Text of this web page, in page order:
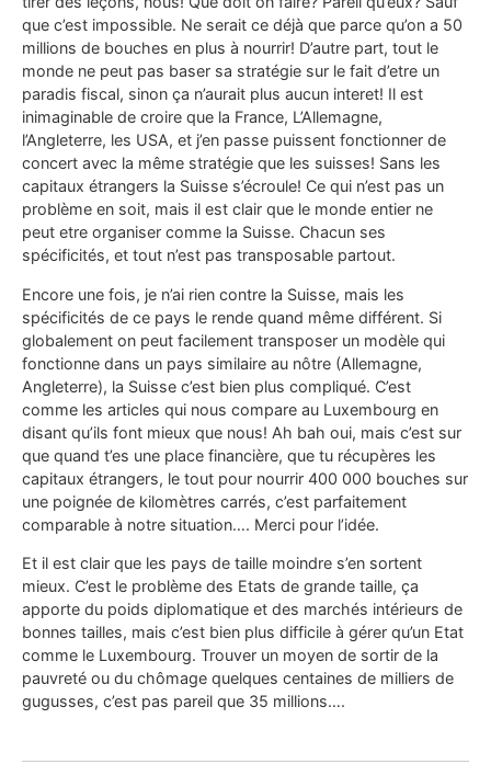
que c’est impossible. Ne serait ce déjà que parce qu’on a 50
millions de bouches en plus à nourrir! D’autre part, tout le
monde ne peut pas baser sa stratégie sur le fait d’etre un
paradis fiscal, sinon ça n’aurait plus aucun interet! Il est
inimaginable de croire que la France, L’Allemagne,
l’Angleterre, les USA, et j’en passe puissent fonctionner de
concert avec la même stratégie que les suisses! Sans les
capitaux étrangers la Suisse s’écroule! Ce qui n’est pas un
problème en soit, mais il est clair que le monde entier ne
peut etre organiser comme la Suisse. Chacun ses
spécificités, et tout n’est pas transposable partout.
Encore une fois, je n’ai rien contre la Suisse, mais les
spécificités de ce pays le rende quand même différent. Si
globalement on peut facilement transposer un modèle qui
fonctionne dans un pays similaire au nôtre (Allemagne,
Angleterre), la Suisse c’est bien plus compliqué. C’est
comme les articles qui nous compare au Luxembourg en
disant qu’ils font mieux que nous! Ah bah oui, mais c’est sur
que quand t’es une place financière, que tu récupères les
capitaux étrangers, le tout pour nourrir 400 000 bouches sur
une poignée de kilomètres carrés, c’est parfaitement
comparable à notre situation…. Merci pour l’idée.
Et il est clair que les pays de taille moindre s’en sortent
mieux. C’est le problème des Etats de grande taille, ça
apporte du poids diplomatique et des marchés intérieurs de
bonnes tailles, mais c’est bien plus difficile à gérer qu’un Etat
comme le Luxembourg. Trouver un moyen de sortir de la
pauvreté ou du chômage quelques centaines de milliers de
gugusses, c’est pas pareil que 35 millions….